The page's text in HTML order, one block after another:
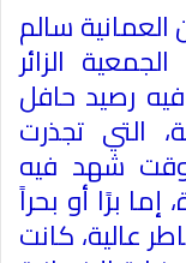
سالم
الزائر
يتجلى فيه رصيد حافل
التي تجذرت
وقت شهد فيه
برًا أو بحراً
عالية، كانت